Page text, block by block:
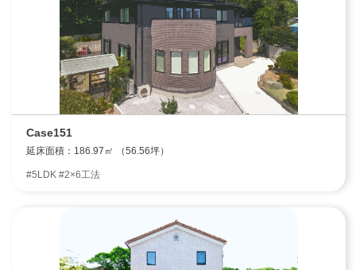
Case151
延床面積：186.97㎡ （56.56坪）
#5LDK #2×6工法